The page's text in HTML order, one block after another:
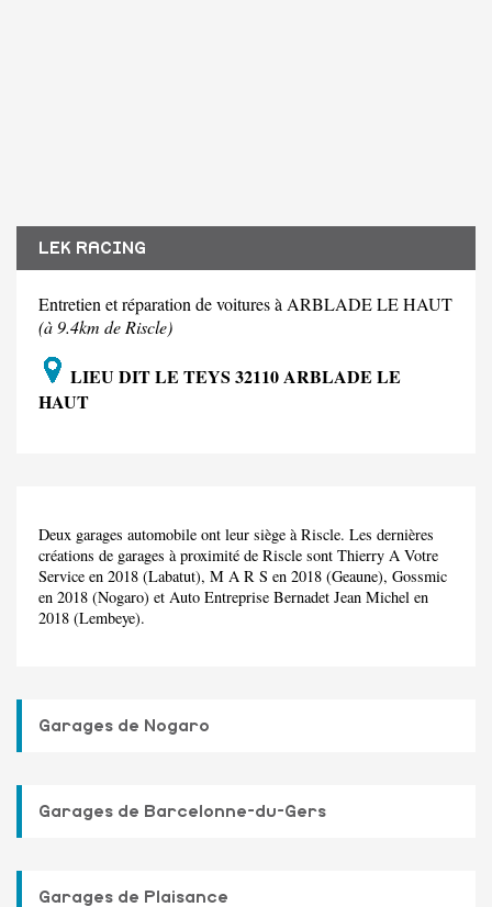
LEK RACING
Entretien et réparation de voitures à ARBLADE LE HAUT
(à 9.4km de Riscle)
LIEU DIT LE TEYS 32110 ARBLADE LE
HAUT
Deux garages automobile ont leur siège à Riscle. Les dernières
créations de garages à proximité de Riscle sont Thierry A Votre
Service en 2018 (Labatut), M A R S en 2018 (Geaune), Gossmic
en 2018 (Nogaro) et Auto Entreprise Bernadet Jean Michel en
2018 (Lembeye).
Garages de Nogaro
Garages de Barcelonne-du-Gers
Garages de Plaisance